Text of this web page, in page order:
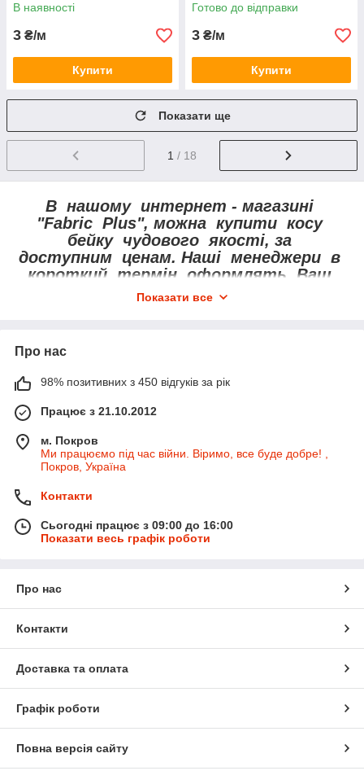
В наявності
3 ₴/м
Купити
Готово до відправки
3 ₴/м
Купити
Показати ще
1 / 18
В нашому интернет - магазині
"Fabric Plus", можна купити косу
бейку чудового якості, за
доступним ценам. Наші менеджери в
короткий термін оформлять Ваш
замовлення. Доставка по всій Україні.
Показати все
Про нас
98% позитивних з 450 відгуків за рік
Працює з 21.10.2012
м. Покров
Ми працюємо під час війни. Віримо, все буде добре! ,
Покров, Україна
Контакти
Сьогодні працює з 09:00 до 16:00
Показати весь графік роботи
Про нас
Контакти
Доставка та оплата
Графік роботи
Повна версія сайту